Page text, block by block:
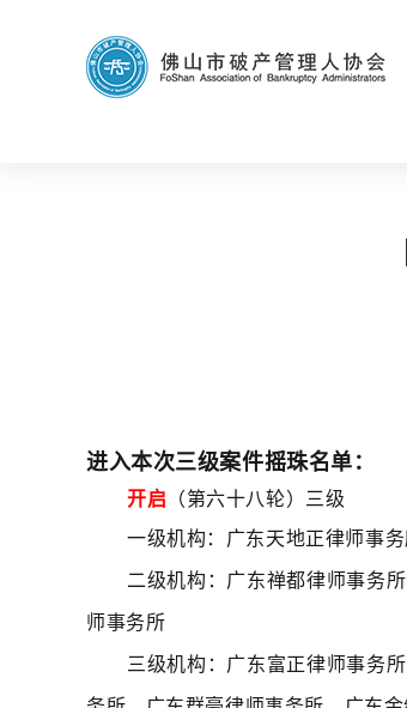
进入本次三级案件摇珠名单：
开启 （第六十八轮）三级
一级机构：广东天地正律师事
二级机构：广东禅都律师事务
师事务所
三级机构：广东富正律师事务